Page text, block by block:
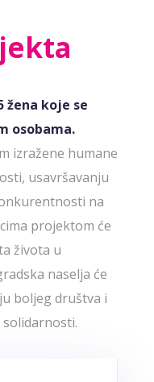
žena koje se
osobama.
izražene humane
usavršavanju
na
projektom će
života u
naselja će
boljeg društva i